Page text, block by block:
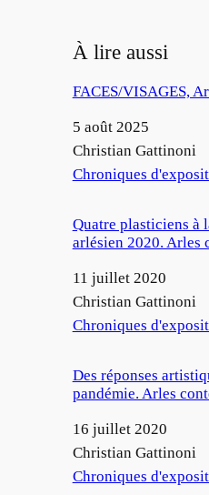
À lire aussi
FACES/VISAGES,
Date
5 août 2025
Auteur
Christian Gattinoni
Par rapport à
Chroniques
Quatre plasticiens à
arlésien 2020. Arles
Date
11 juillet 2020
Auteur
Christian Gattinoni
Par rapport à
Chroniques
Des réponses
pandémie. Arles
Date
16 juillet 2020
Auteur
Christian Gattinoni
Par rapport à
Chroniques